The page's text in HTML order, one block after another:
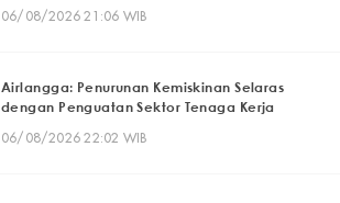
06/08/2026 21:06 WIB
Airlangga: Penurunan Kemiskinan Selaras
dengan Penguatan Sektor Tenaga Kerja
06/08/2026 22:02 WIB